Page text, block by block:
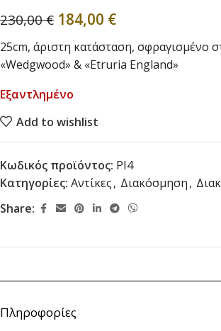
230,00€ 184,00 €
25cm, άριστη κατάσταση, σφραγισμένο
«Wedgwood» & «Etruria England»
Εξαντλημένο
Add to wishlist
Κωδικός προϊόντος: PI4
Κατηγορίες: Αντίκες, Διακόσμηση,
Share:
Πληροφορίες